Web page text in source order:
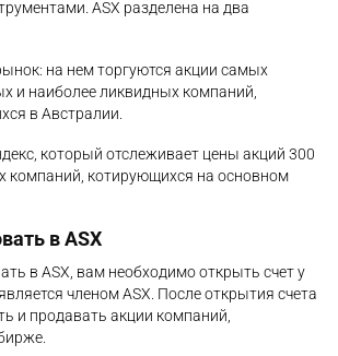
ASX разделена на два
на нем торгуются акции самых
и наиболее ликвидных компаний,
в Австралии.
который отслеживает цены акций 300
компаний, котирующихся на основном
в ASX
в ASX, вам необходимо открыть счет у
членом ASX. После открытия счета
и продавать акции компаний,